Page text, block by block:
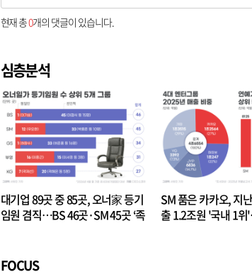
현재 총0개의 댓글이 있습니다.
심층분석
대기업 89곳 중 85곳, 오너家 등기
임원 겸직…BS 46곳·SM 45곳 ‘족
SM 품은 카카오, 지
출 1.2조원 '국내 1
FOCUS